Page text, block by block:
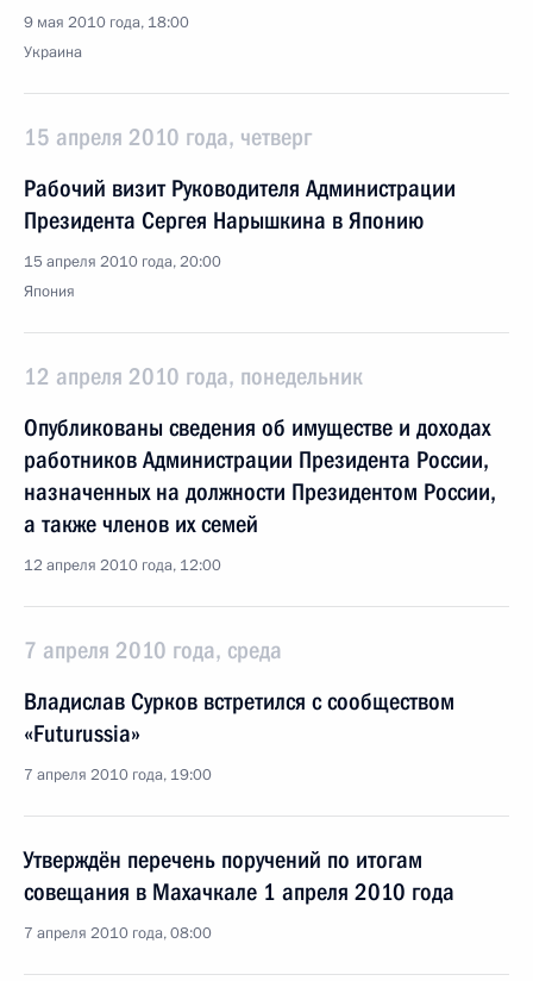
9 мая 2010 года, 18:00
Украина
15 апреля 2010 года, четверг
Рабочий визит Руководителя Администрации
Президента Сергея Нарышкина в Японию
15 апреля 2010 года, 20:00
Япония
12 апреля 2010 года, понедельник
Опубликованы сведения об имуществе и доходах
работников Администрации Президента России,
назначенных на должности Президентом России,
а также членов их семей
12 апреля 2010 года, 12:00
7 апреля 2010 года, среда
Владислав Сурков встретился с сообществом
«Futurussia»
7 апреля 2010 года, 19:00
Утверждён перечень поручений по итогам
совещания в Махачкале 1 апреля 2010 года
7 апреля 2010 года, 08:00